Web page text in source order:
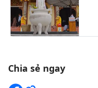
Chia sẻ ngay